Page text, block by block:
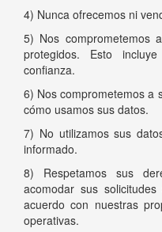
4) Nunca ofrecemos ni
5) Nos comprometemos
protegidos. Esto
confianza.
6) Nos comprometemos a
cómo usamos sus datos.
7) No utilizamos sus
informado.
8) Respetamos sus
acomodar sus
acuerdo con nuestras
operativas.